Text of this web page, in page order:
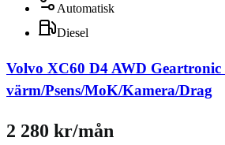
Automatisk
Diesel
Volvo XC60 D4 AWD
värm/Psens/MoK/Kamera/Drag
2 280 kr/mån